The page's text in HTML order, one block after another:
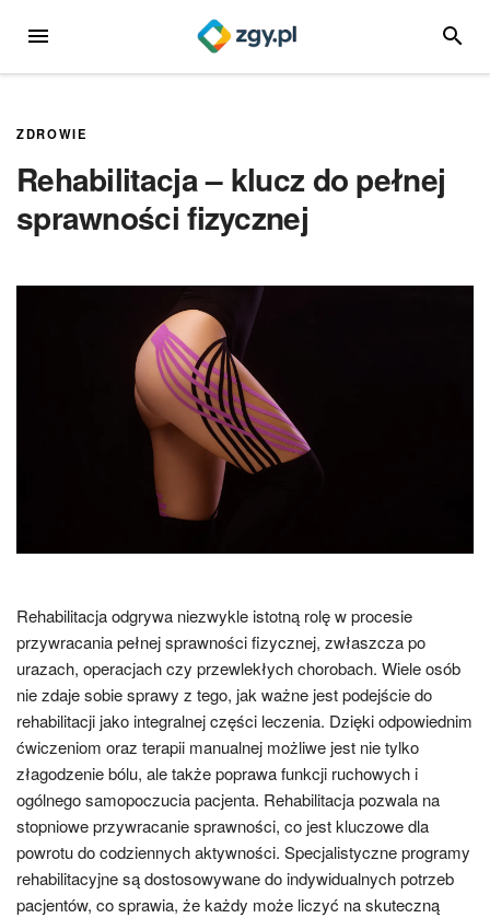
MENU
ZDROWIE
Rehabilitacja – klucz do pełnej
sprawności fizycznej
Rehabilitacja odgrywa niezwykle istotną rolę w procesie
przywracania pełnej sprawności fizycznej, zwłaszcza po
urazach, operacjach czy przewlekłych chorobach. Wiele osób
nie zdaje sobie sprawy z tego, jak ważne jest podejście do
rehabilitacji jako integralnej części leczenia. Dzięki odpowiednim
ćwiczeniom oraz terapii manualnej możliwe jest nie tylko
złagodzenie bólu, ale także poprawa funkcji ruchowych i
ogólnego samopoczucia pacjenta. Rehabilitacja pozwala na
stopniowe przywracanie sprawności, co jest kluczowe dla
powrotu do codziennych aktywności. Specjalistyczne programy
rehabilitacyjne są dostosowywane do indywidualnych potrzeb
pacjentów, co sprawia, że każdy może liczyć na skuteczną